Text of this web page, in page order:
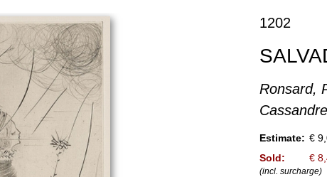
1202
Ronsard,
Estimate: €
Sold:
€
(incl. surcharge)